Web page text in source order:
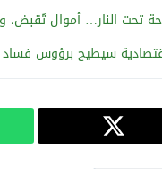
تحت النار… أموال تُقبض،
سيطيح برؤوس فساد